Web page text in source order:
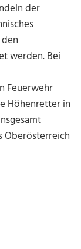
der
werden. Bei
Feuerwehr
Höhenretter in
Oberösterreich